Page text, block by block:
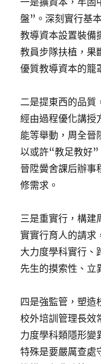
盤”。深刻實行基
教導資本設置裝備
教員步隊扶植，果
優質教導資本的籠
二是提東西的品質
經由過程優化講授
能等舉動，周全晉
以或許“教足教好
晉陞黌舍課后辦事
修需求。
三是重實行，構建
實實行育人的請求
大力度學科實行、
先生的摸索性、立
四是強監管，塑造
校外培訓管理長效
力度學科類隱形變
特殊是要嚴厲查處